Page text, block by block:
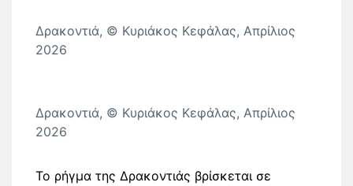
Δρακοντιά, © Κυριάκος Κεφάλας, Απρίλιος
2026
Δρακοντιά, © Κυριάκος Κεφάλας, Απρίλιος
2026
Το ρήγμα της Δρακοντιάς βρίσκεται σε